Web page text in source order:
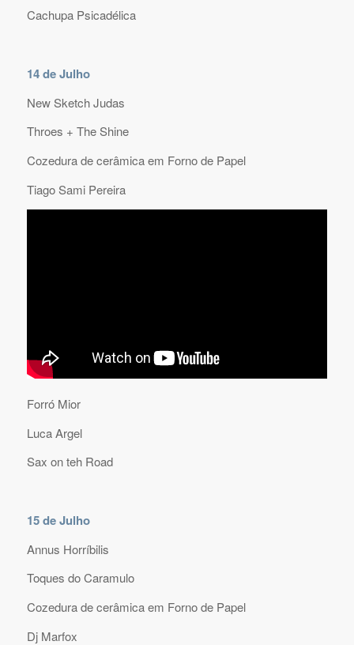
Cachupa Psicadélica
14 de Julho
New Sketch Judas
Throes + The Shine
Cozedura de cerâmica em Forno de Papel
Tiago Sami Pereira
Forró Mior
Luca Argel
Sax on teh Road
15 de Julho
Annus Horríbilis
Toques do Caramulo
Cozedura de cerâmica em Forno de Papel
Dj Marfox